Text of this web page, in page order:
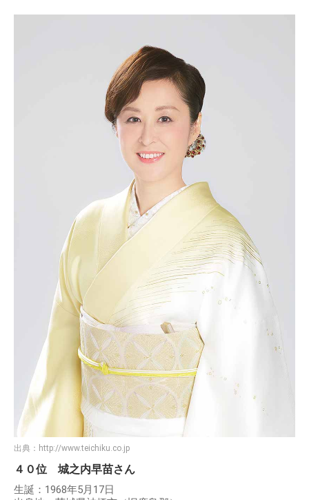
出典： http://www.teichiku.co.jp
４０位 城之内早苗さん
生誕：1968年5月17日